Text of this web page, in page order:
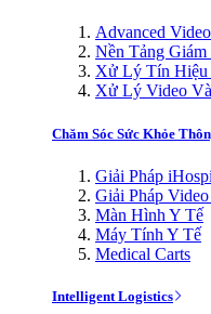
Advanced
Nền Tảng Giám
Xử Lý Tín
Xử Lý Video
Chăm Sóc Sức Khỏe
Giải Pháp
Giải Pháp
Màn Hình Y Tế
Máy Tính Y Tế
Medical Carts
Intelligent Logistics